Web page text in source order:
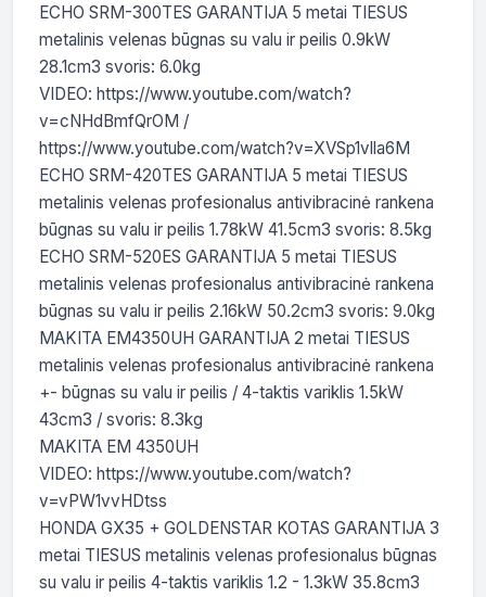
ECHO SRM-300TES GARANTIJA 5 metai TIESUS
metalinis velenas būgnas su valu ir peilis 0.9kW
28.1cm3 svoris: 6.0kg
VIDEO: https://www.youtube.com/watch?
v=cNHdBmfQrOM /
https://www.youtube.com/watch?v=XVSp1vlla6M
ECHO SRM-420TES GARANTIJA 5 metai TIESUS
metalinis velenas profesionalus antivibracinė rankena
būgnas su valu ir peilis 1.78kW 41.5cm3 svoris: 8.5kg
ECHO SRM-520ES GARANTIJA 5 metai TIESUS
metalinis velenas profesionalus antivibracinė rankena
būgnas su valu ir peilis 2.16kW 50.2cm3 svoris: 9.0kg
MAKITA EM4350UH GARANTIJA 2 metai TIESUS
metalinis velenas profesionalus antivibracinė rankena
+- būgnas su valu ir peilis / 4-taktis variklis 1.5kW
43cm3 / svoris: 8.3kg
MAKITA EM 4350UH
VIDEO: https://www.youtube.com/watch?
v=vPW1vvHDtss
HONDA GX35 + GOLDENSTAR KOTAS GARANTIJA 3
metai TIESUS metalinis velenas profesionalus būgnas
su valu ir peilis 4-taktis variklis 1.2 - 1.3kW 35.8cm3